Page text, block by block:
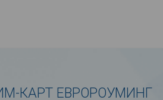
КАРТ ЕВРОРОУМИНГ